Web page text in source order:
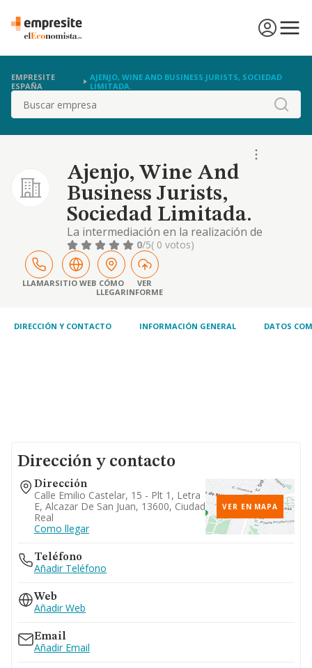
EMPRESITE
ESPAÑA
AJENJO, WINE AND BUSINESS JURISTS, SOCIEDAD
LIMITADA.
Buscar
Ajenjo, Wine And
Business Jurists,
Sociedad Limitada.
La intermediación en la realización de
actividades jurídicas. cnae 6910
0/5( 0 votos)
LLAMARSITIO WEB CÓMO
LLEGAR
VER
INFORME
DIRECCIÓN Y CONTACTO INFORMACIÓN GENERAL DATOS
Dirección y contacto
Dirección
Calle Emilio Castelar, 15 - Plt 1, Letra
E, Alcazar De San Juan, 13600, Ciudad
Real
Como llegar
VER EN MAPA
Teléfono
Añadir Teléfono
Web
Añadir Web
Email
Añadir Email